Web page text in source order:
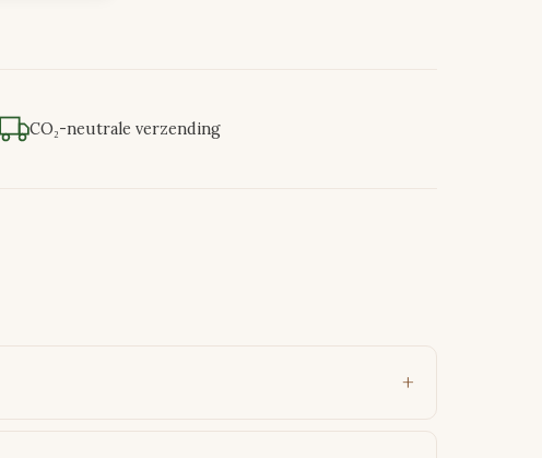
CO₂-neutrale verzending